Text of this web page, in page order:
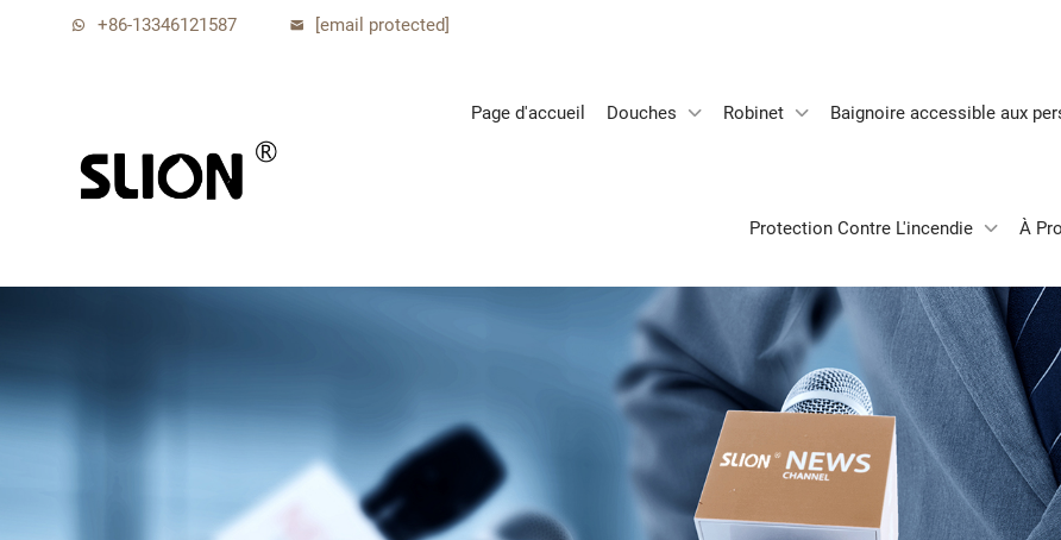
+86-13346121587 [email protected]
Page d'accueil Douches Robinet Baignoire accessible aux
Protection Contre L'incendie À